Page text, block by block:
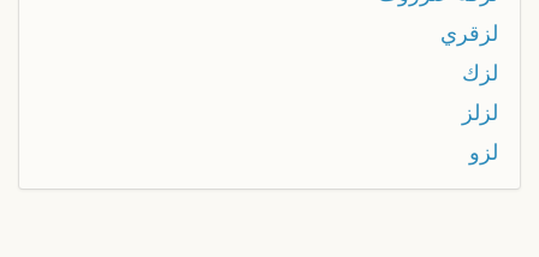
لزقري
لزك
لزلز
لزو